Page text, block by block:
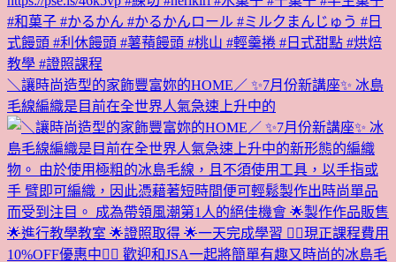
＼讓時尚造型的家飾豐富妳的HOME／ ✨7月份新講座✨ 冰島
毛線編織是目前在全世界人氣急速上升中的